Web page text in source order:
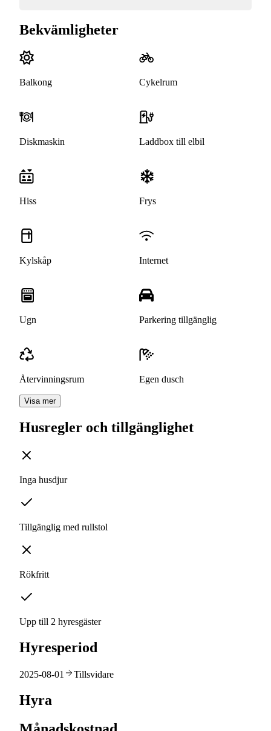
Bekvämligheter
Balkong Cykelrum
Diskmaskin Laddbox till elbil
Hiss Frys
Kylskåp Internet
Ugn Parkering tillgänglig
Återvinningsrum Egen dusch
Visa mer
Husregler och tillgänglighet
Inga husdjur
Tillgänglig med rullstol
Rökfritt
Upp till 2 hyresgäster
Hyresperiod
2025-08-01 Tillsvidare
Hyra